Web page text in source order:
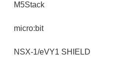
M5Stack
micro:bit
NSX-1/eVY1 SHIELD